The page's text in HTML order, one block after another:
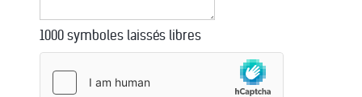
1000 symboles laissés libres